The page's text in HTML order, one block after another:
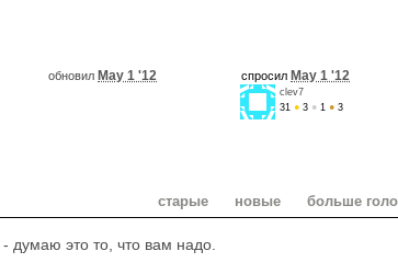
спросил May 1 '12
clev7
31 ● 3 ● 1 ● 3
обновил May 1 '12
старые новые больше
- думаю это то, что вам надо.